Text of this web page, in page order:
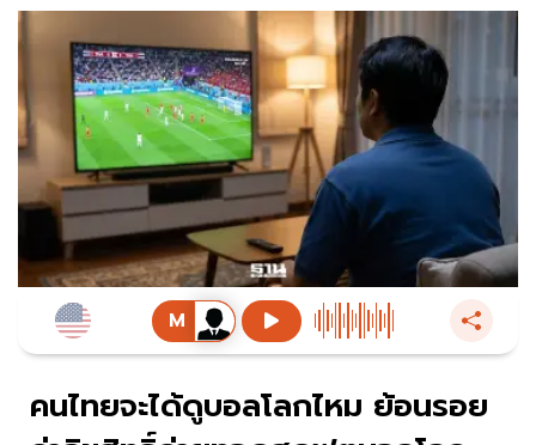
คนไทยจะได้ดูบอลโลกไหม ย้อนรอย